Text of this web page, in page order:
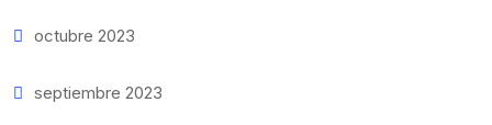
octubre 2023
septiembre 2023